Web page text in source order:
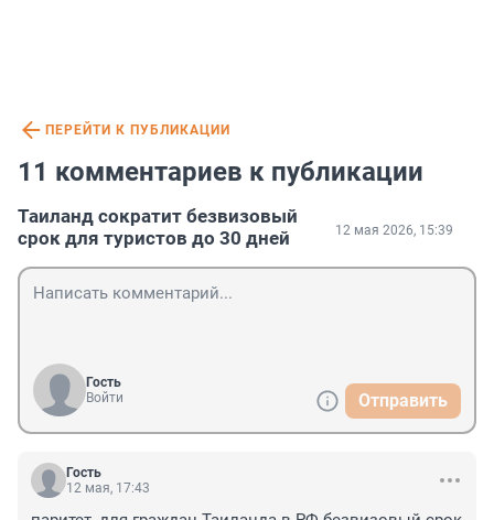
ПЕРЕЙТИ К ПУБЛИКАЦИИ
11 комментариев к публикации
Таиланд сократит безвизовый
срок для туристов до 30 дней
12 мая 2026, 15:39
Гость
Войти
Отправить
Гость
12 мая, 17:43